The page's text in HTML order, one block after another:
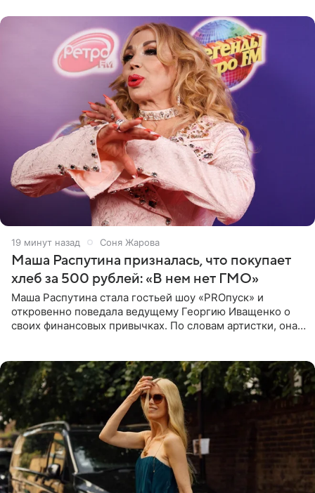
19 минут назад Соня Жарова
Маша Распутина призналась, что покупает
хлеб за 500 рублей: «В нем нет ГМО»
Маша Распутина стала гостьей шоу «PROпуск» и
откровенно поведала ведущему Георгию Иващенко о
своих финансовых привычках. По словам артистки, она